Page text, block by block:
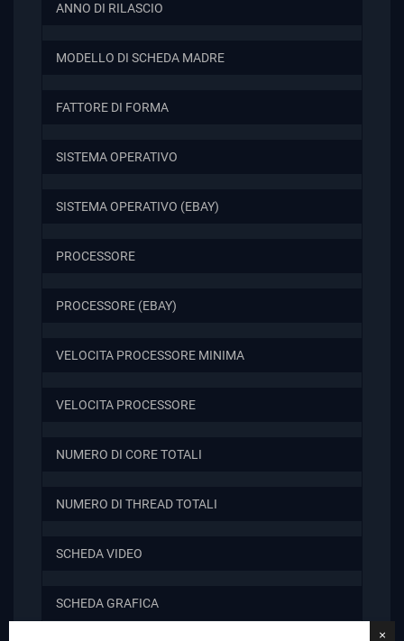
×
ANNO DI RILASCIO
MODELLO DI SCHEDA MADRE
FATTORE DI FORMA
SISTEMA OPERATIVO
SISTEMA OPERATIVO (EBAY)
PROCESSORE
PROCESSORE (EBAY)
VELOCITA PROCESSORE MINIMA
VELOCITA PROCESSORE
NUMERO DI CORE TOTALI
NUMERO DI THREAD TOTALI
SCHEDA VIDEO
SCHEDA GRAFICA